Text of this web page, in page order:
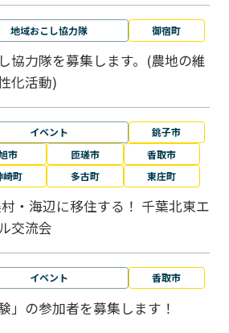
地域おこし協力隊 御宿町
力隊を募集します。(農地の維
化活動)
イベント
銚子市
市
匝瑳市
香取市
崎町
多古町 東庄町
村・海辺に移住する！ 千葉北東エ
交流会
イベント 香取市
」の参加者を募集します！